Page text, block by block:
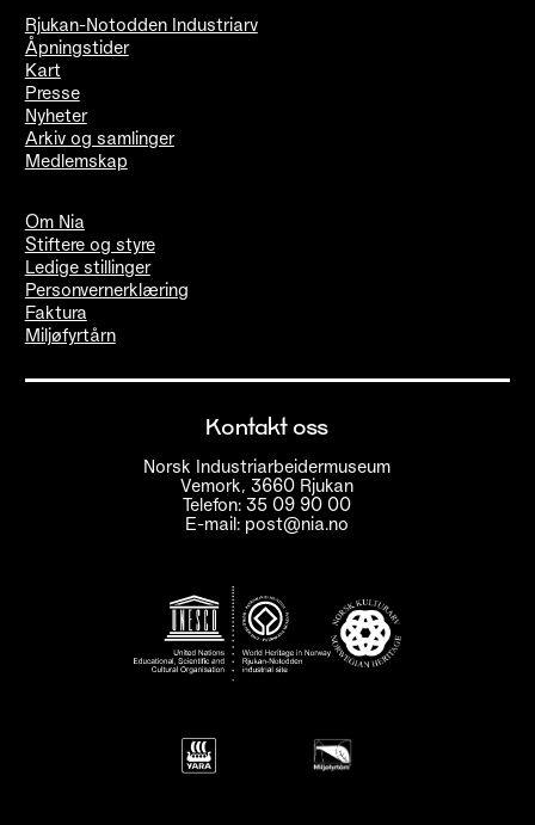
Rjukan-Notodden Industriarv
Åpningstider
Kart
Presse
Nyheter
Arkiv og samlinger
Medlemskap
Om Nia
Stiftere og styre
Ledige stillinger
Personvernerklæring
Faktura
Miljøfyrtårn
Kontakt oss
Norsk Industriarbeidermuseum
Vemork, 3660 Rjukan
Telefon: 35 09 90 00
E-mail: post@nia.no